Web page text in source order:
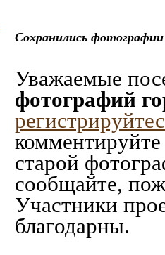
Сохранились
Уважаемые
фотографий
старой
сообщайте,
Участники
благодарны.